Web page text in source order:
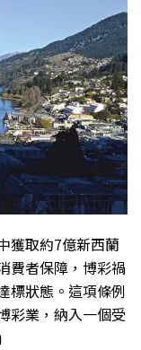
獲取約7億新西蘭
費者保障，博彩禍
標狀態。這項條例
彩業，納入一個受